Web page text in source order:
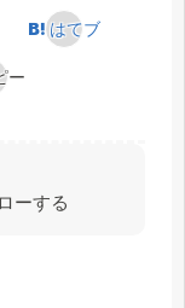
はてブ
ー
ーする